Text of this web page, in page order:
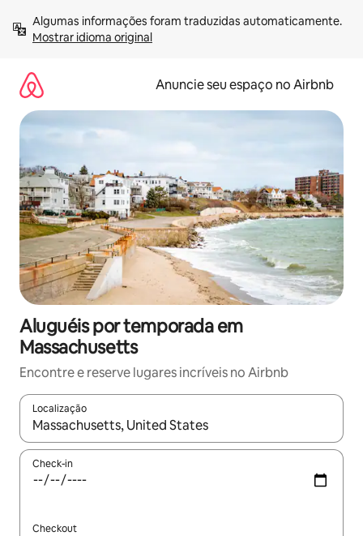
para
Mostrar idioma original
Anuncie seu espaço no Airbnb
Aluguéis por temporada em
Massachusetts
Encontre e reserve lugares incríveis no Airbnb
Localização
Quando os resultados estiverem disponíveis, explore-os
Check-in
Checkout